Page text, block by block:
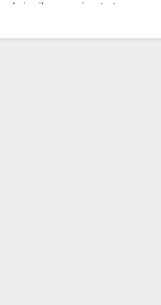
dreien ihrer prominentesten